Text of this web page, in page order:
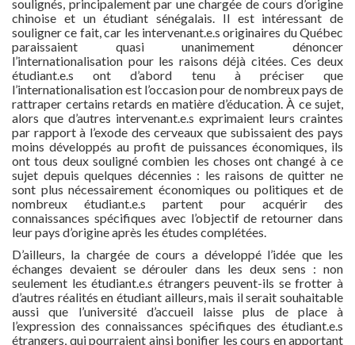
soulignés, principalement par une chargée de cours d’origine
chinoise et un étudiant sénégalais. Il est intéressant de
souligner ce fait, car les intervenant.e.s originaires du Québec
paraissaient quasi unanimement dénoncer
l’internationalisation pour les raisons déjà citées. Ces deux
étudiant.e.s ont d’abord tenu à préciser que
l’internationalisation est l’occasion pour de nombreux pays de
rattraper certains retards en matière d’éducation. À ce sujet,
alors que d’autres intervenant.e.s exprimaient leurs craintes
par rapport à l’exode des cerveaux que subissaient des pays
moins développés au profit de puissances économiques, ils
ont tous deux souligné combien les choses ont changé à ce
sujet depuis quelques décennies : les raisons de quitter ne
sont plus nécessairement économiques ou politiques et de
nombreux étudiant.e.s partent pour acquérir des
connaissances spécifiques avec l’objectif de retourner dans
leur pays d’origine après les études complétées.
D’ailleurs, la chargée de cours a développé l’idée que les
échanges devaient se dérouler dans les deux sens : non
seulement les étudiant.e.s étrangers peuvent-ils se frotter à
d’autres réalités en étudiant ailleurs, mais il serait souhaitable
aussi que l’université d’accueil laisse plus de place à
l’expression des connaissances spécifiques des étudiant.e.s
étrangers, qui pourraient ainsi bonifier les cours en apportant